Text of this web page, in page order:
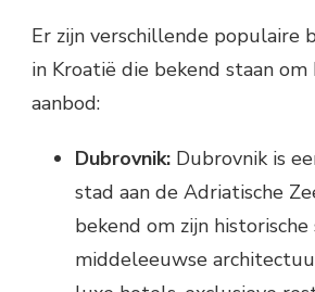
Er zijn verschillende populaire
in Kroatië die bekend staan
aanbod:
Dubrovnik: Dubrovnik is
stad aan de Adriatische
bekend om zijn
middeleeuwse